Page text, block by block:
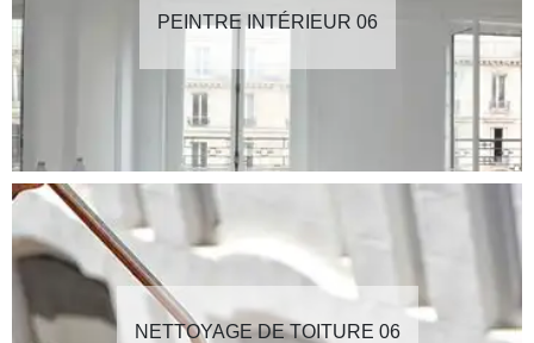
PEINTRE INTÉRIEUR 06
NETTOYAGE DE TOITURE 06